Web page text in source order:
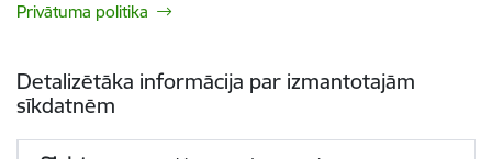
Privātuma politika
Detalizētāka informācija par izmantotajām
sīkdatnēm